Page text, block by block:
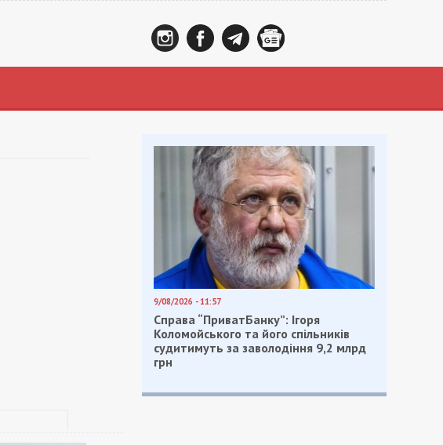
9/08/2026 - 11:57
Справа “ПриватБанку”: Ігоря
Коломойського та його спільників
судитимуть за заволодіння 9,2 млрд
грн